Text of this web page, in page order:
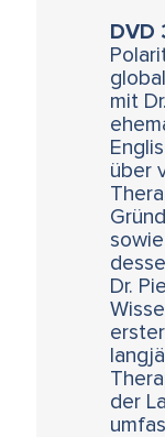
DVD
mit
über
Dr.
der